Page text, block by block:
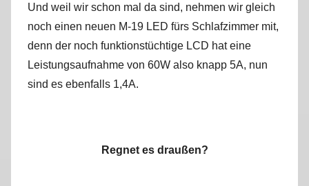
Und weil wir schon mal da sind, nehmen wir gleich
noch einen neuen M-19 LED fürs Schlafzimmer mit,
denn der noch funktionstüchtige LCD hat eine
Leistungsaufnahme von 60W also knapp 5A, nun
sind es ebenfalls 1,4A.
Regnet es draußen?